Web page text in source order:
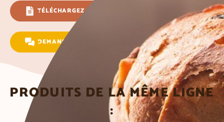
TÉLÉCHARGEZ LA FICHE TECHNIQUE
DEMANDEZ DES INFORMATIONS
PRODUITS DE LA MÊME LIGNE
: